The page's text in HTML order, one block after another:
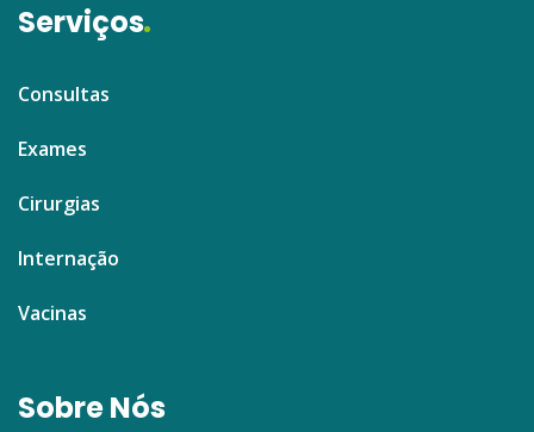
Serviços
Consultas
Exames
Cirurgias
Internação
Vacinas
Sobre Nós